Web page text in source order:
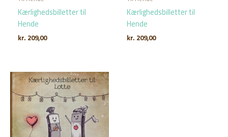
Kærlighedsbilletter til
Hende
kr. 209,00
Kærlighedsbilletter til
Hende
kr. 209,00